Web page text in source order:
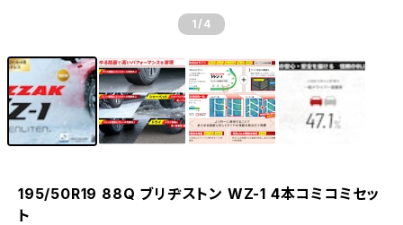
1 /4
195/50R19 88Q ブリヂストン WZ-1 4本コミコミセッ
ト